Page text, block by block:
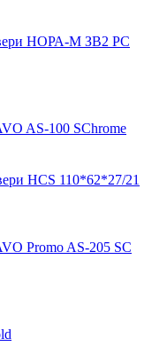
НОРА-М ЗВ2 PC
AS-100 SChrome
HCS 110*62*27/21
Promo AS-205 SC